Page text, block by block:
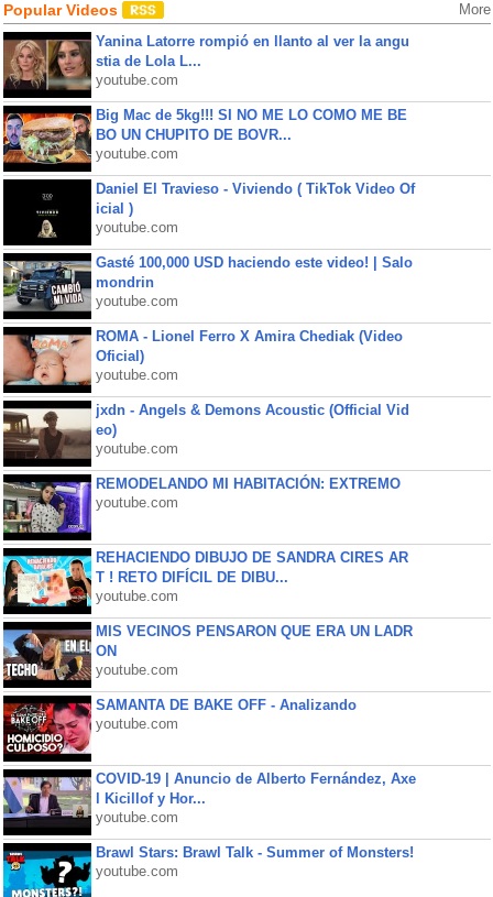
Popular Videos More
Yanina Latorre rompió en llanto al ver la angu
stia de Lola L...
youtube.com
Big Mac de 5kg!!! SI NO ME LO COMO ME BE
BO UN CHUPITO DE BOVR...
youtube.com
Daniel El Travieso - Viviendo ( TikTok Video Of
icial )
youtube.com
Gasté 100,000 USD haciendo este video! | Salo
mondrin
youtube.com
ROMA - Lionel Ferro X Amira Chediak (Video
Oficial)
youtube.com
jxdn - Angels & Demons Acoustic (Official Vid
eo)
youtube.com
REMODELANDO MI HABITACIÓN: EXTREMO
youtube.com
REHACIENDO DIBUJO DE SANDRA CIRES AR
T ! RETO DIFÍCIL DE DIBU...
youtube.com
MIS VECINOS PENSARON QUE ERA UN LADR
ON
youtube.com
SAMANTA DE BAKE OFF - Analizando
youtube.com
COVID-19 | Anuncio de Alberto Fernández, Axe
l Kicillof y Hor...
youtube.com
Brawl Stars: Brawl Talk - Summer of Monsters!
youtube.com